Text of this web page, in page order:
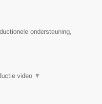
ondersteuning,
video ▼